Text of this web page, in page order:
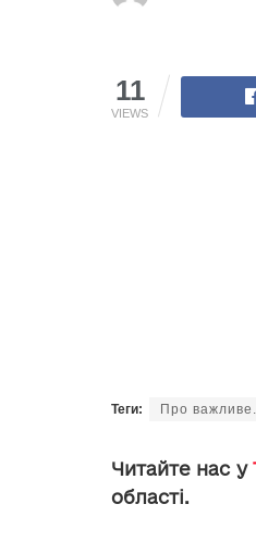
11
VIEWS
Теги: Про
Читайте нас у
області.